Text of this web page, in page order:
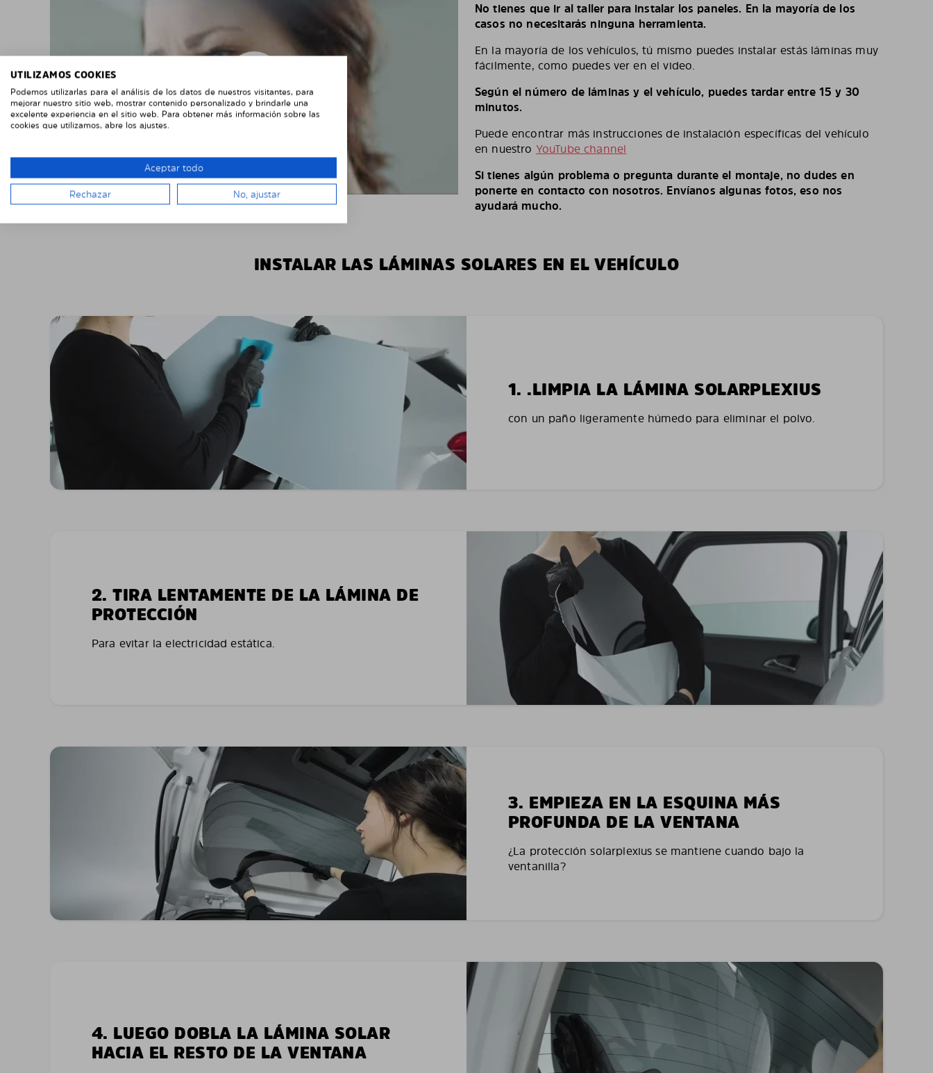
No tienes que ir al taller para instalar los paneles. En la mayoría de los
casos no necesitarás ninguna herramienta.
En la mayoría de los vehículos, tú mismo puedes instalar estás láminas muy
fácilmente, como puedes ver en el video.
Según el número de láminas y el vehículo, puedes tardar entre 15 y 30
minutos.
Puede encontrar más instrucciones de instalación específicas del vehículo
en nuestro YouTube channel
Si tienes algún problema o pregunta durante el montaje, no dudes en
ponerte en contacto con nosotros. Envíanos algunas fotos, eso nos
ayudará mucho.
INSTALAR LAS LÁMINAS SOLARES EN EL VEHÍCULO
1. .LIMPIA LA LÁMINA SOLARPLEXIUS
con un paño ligeramente húmedo para eliminar el polvo.
2. TIRA LENTAMENTE DE LA LÁMINA DE
PROTECCIÓN
Para evitar la electricidad estática.
3. EMPIEZA EN LA ESQUINA MÁS
PROFUNDA DE LA VENTANA
¿La protección solarplexius se mantiene cuando bajo la
ventanilla?
4. LUEGO DOBLA LA LÁMINA SOLAR
HACIA EL RESTO DE LA VENTANA
UTILIZAMOS COOKIES
Podemos utilizarlas para el análisis de los datos de nuestros visitantes, para
mejorar nuestro sitio web, mostrar contenido personalizado y brindarle una
excelente experiencia en el sitio web. Para obtener más información sobre las
cookies que utilizamos, abre los ajustes.
Aceptar todo
Rechazar No, ajustar